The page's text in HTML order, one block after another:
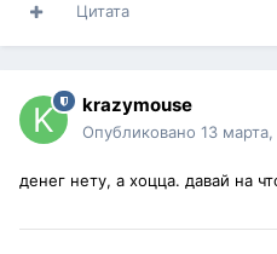
Цитата
krazymouse
Опубликовано 13
денег нету, а хоцца. давай на